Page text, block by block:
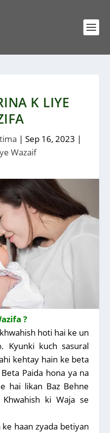
K LIYE
| Sep 16, 2023 |
Wazaif
?
hoti hai ke un
Kyunki kuch sasural
kehtay hain ke beta
Paida hona ya na
hai likan Baz Behne
ki Waja se
haan zyada betiyan